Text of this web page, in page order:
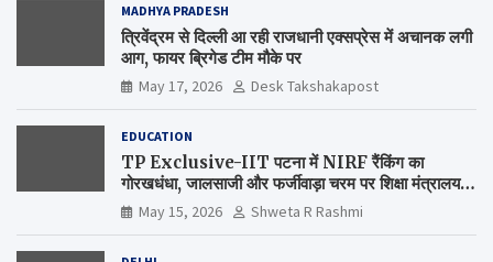
MADHYA PRADESH
त्रिवेंद्रम से दिल्ली आ रही राजधानी एक्सप्रेस में अचानक लगी
आग, फायर ब्रिगेड टीम मौके पर
May 17, 2026 Desk Takshakapost
EDUCATION
TP Exclusive-IIT पटना में NIRF रैंकिंग का
गोरखधंधा, जालसाजी और फर्जीवाड़ा चरम पर शिक्षा मंत्रालय
कब जागेगा ?
May 15, 2026 Shweta R Rashmi